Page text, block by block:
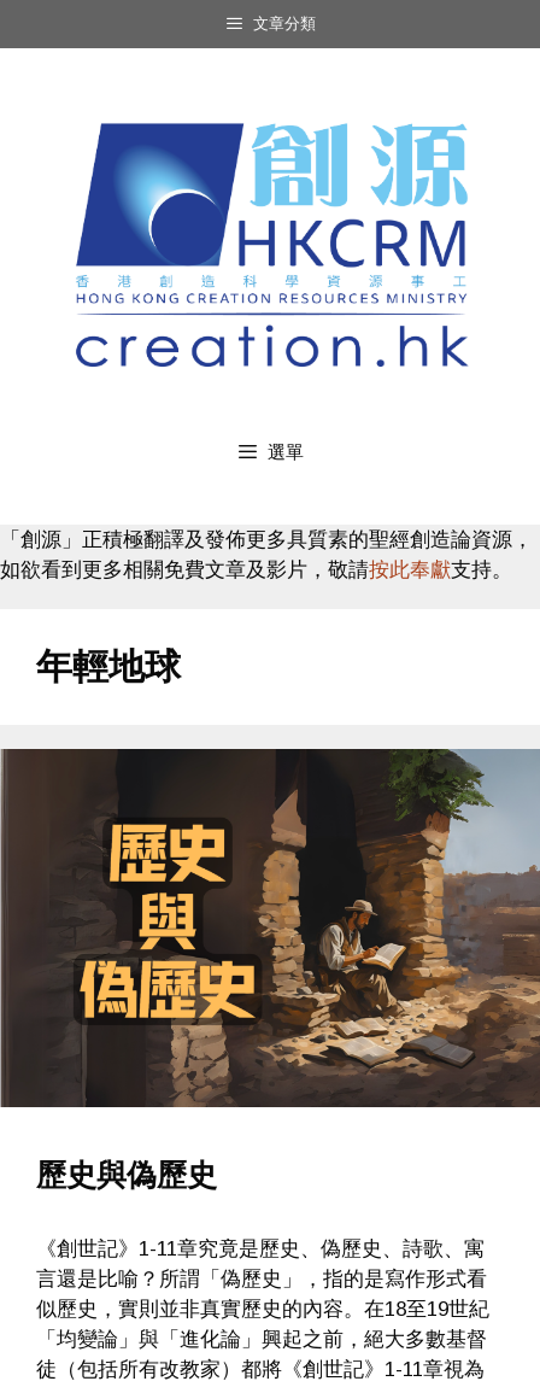
to
文章分類
選單
「創源」正積極翻譯及發佈更多具質素的聖經創造論資源，
如欲看到更多相關免費文章及影片，敬請按此奉獻支持。
年輕地球
歷史與偽歷史
《創世記》1-11章究竟是歷史、偽歷史、詩歌、寓
言還是比喻？所謂「偽歷史」，指的是寫作形式看
似歷史，實則並非真實歷史的內容。在18至19世紀
「均變論」與「進化論」興起之前，絕大多數基督
徒（包括所有改教家）都將《創世記》1-11章視為